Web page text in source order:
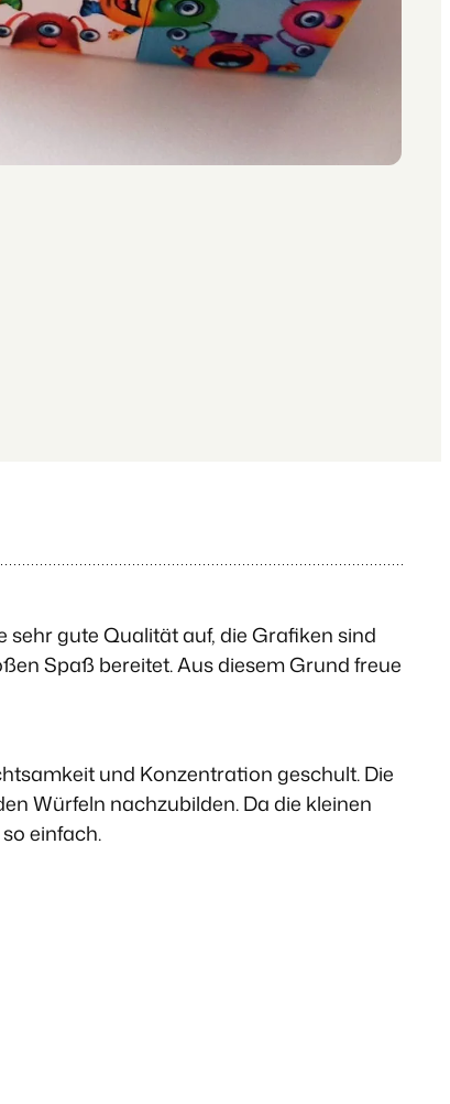
sehr gute Qualität auf, die Grafiken sind
Spaß bereitet. Aus diesem Grund freue
und Konzentration geschult. Die
Würfeln nachzubilden. Da die kleinen
einfach.